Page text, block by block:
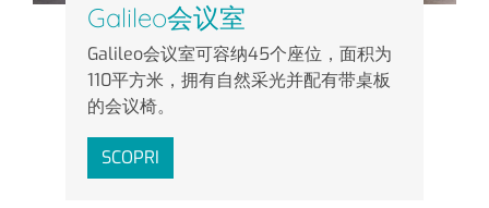
Galileo会议室
Galileo会议室可容纳45个座位，面积为
110平方米，拥有自然采光并配有带桌板
的会议椅。
SCOPRI